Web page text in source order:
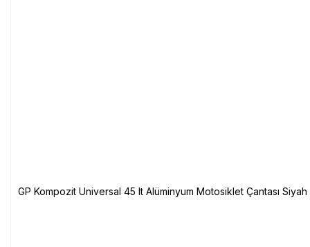
GP Kompozit Universal 45 lt Alüminyum Motosiklet Çantası Siyah